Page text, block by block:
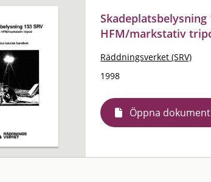
Skadeplatsbelysning
HFM/markstativ
Räddningsverket (SRV)
1998
Öppna dokument